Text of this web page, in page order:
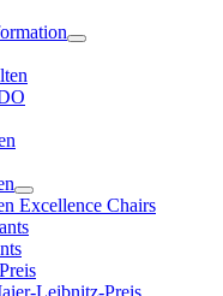
Excellence Chairs
Leibnitz-Preis